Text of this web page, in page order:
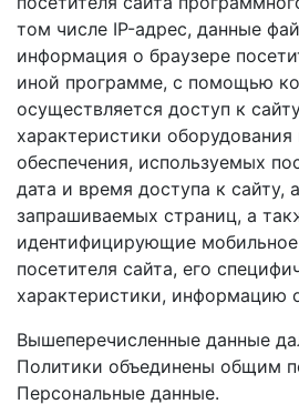
том числе IP-адрес, данные
информация о браузере
иной программе, с помощью
осуществляется доступ к
характеристики
обеспечения, используемых
дата и время доступа к сайту,
запрашиваемых страниц, а
идентифицирующие
посетителя сайта, его
характеристики, информацию
Вышеперечисленные данные
Политики объединены общим
Персональные данные.